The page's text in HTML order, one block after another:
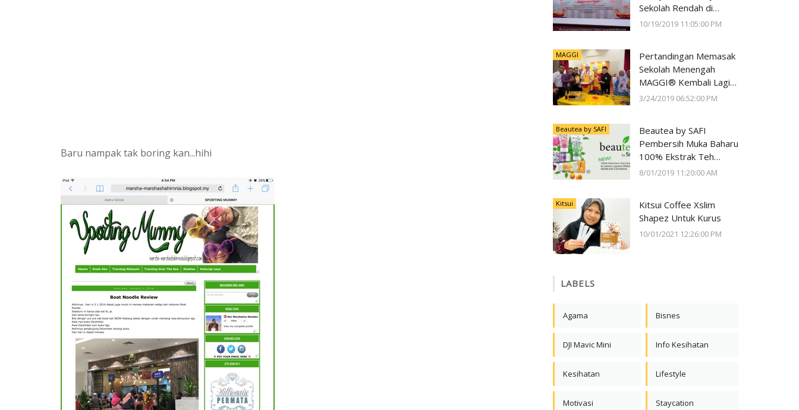
Baru nampak tak boring kan...hihi
Sekolah Rendah di
Negeri Perak Dengan
Deepavali Cheer di Lost
World of Tambun oleh
Sunway Group
10/19/2019 11:05:00 PM
MAGGI
Pertandingan Memasak
Sekolah Menengah
MAGGI® Kembali Lagi
Kali Ke-23
3/24/2019 06:52:00 PM
Beautea by SAFI
Beautea by SAFI
Pembersih Muka Baharu
100% Ekstrak Teh
Premium
8/01/2019 11:20:00 AM
Kitsui
Kitsui Coffee Xslim
Shapez Untuk Kurus
10/01/2021 12:26:00 PM
LABELS
Agama Bisnes
DJI Mavic Mini Info Kesihatan
Kesihatan Lifestyle
Motivasi Staycation